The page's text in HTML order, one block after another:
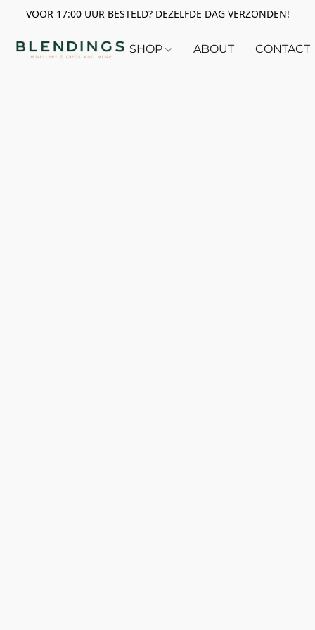
VOOR 17:00 UUR BESTELD? DEZELFDE DAG VERZONDEN!
SHOP ABOUT CONTACT